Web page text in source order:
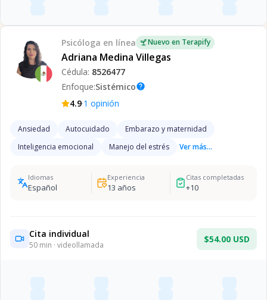
Psicóloga en línea Nuevo en Terapify
Adriana Medina Villegas
Cédula: 8526477
Enfoque:Sistémicohelp
4.9·1 opinión
Ansiedad Autocuidado
Embarazo y maternidad
Inteligencia emocional
Manejo del estrés Ver más...
Idiomas
Español
Experiencia
13 años
Citas completadas
+10
Cita individual
50 min · videollamada
$54.00 USD